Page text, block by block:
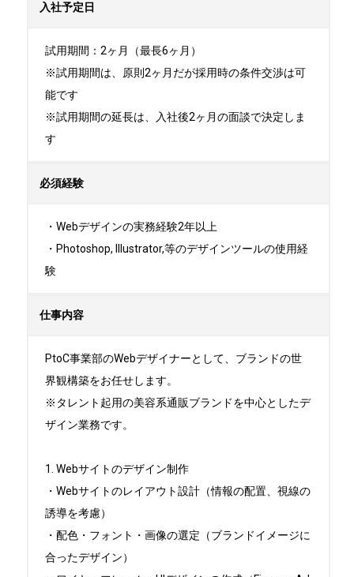
入社予定日
試用期間：2ヶ月（最長6ヶ月）
※試用期間は、原則2ヶ月だが採用時の条件交渉は可
能です
※試用期間の延長は、入社後2ヶ月の面談で決定しま
す
必須経験
・Webデザインの実務経験2年以上
・Photoshop, Illustrator,等のデザインツールの使用経
験
仕事内容
PtoC事業部のWebデザイナーとして、ブランドの世
界観構築をお任せします。
※タレント起用の美容系通販ブランドを中心としたデ
ザイン業務です。
1. Webサイトのデザイン制作
・Webサイトのレイアウト設計（情報の配置、視線の
誘導を考慮）
・配色・フォント・画像の選定（ブランドイメージに
合ったデザイン）